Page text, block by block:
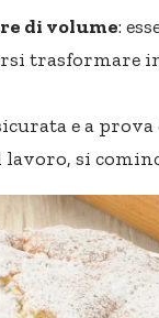
di volume:
trasformare
e a prova
lavoro, si